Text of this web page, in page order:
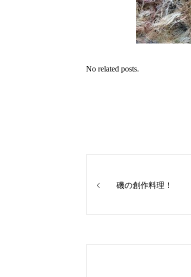
No related posts.
磯の創作料理！